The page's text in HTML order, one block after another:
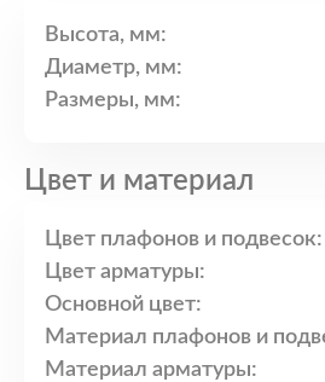
Высота, мм:
Диаметр, мм:
Размеры, мм:
Цвет и материал
Цвет плафонов и подвесок:
Цвет арматуры:
Основной цвет:
Материал плафонов и
Материал арматуры: